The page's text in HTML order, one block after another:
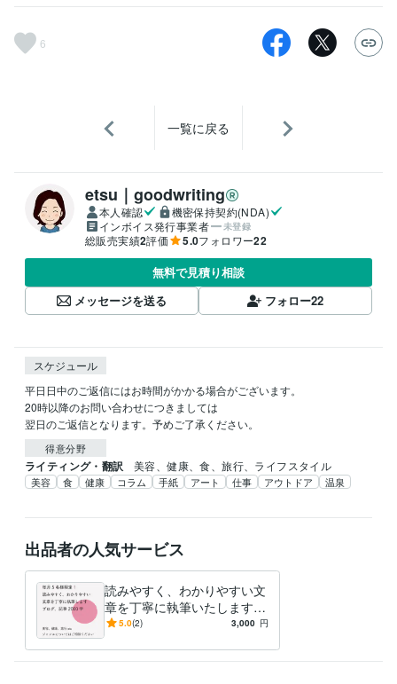
6
一覧に戻る
etsu｜goodwriting
本人確認
機密保持契約(NDA)
インボイス発行事業者
未登録
総販売実績2評価 5.0フォロワー22
無料で見積り相談
メッセージを送る
フォロー22
スケジュール
平日日中のご返信にはお時間がかかる場合がございます。
20時以降のお問い合わせにつきましては
翌日のご返信となります。予めご了承ください。
得意分野
ライティング・翻訳 美容、健康、食、旅行、ライフスタイル
美容 食 健康 コラム 手紙 アート 仕事 アウトドア 温泉
出品者の人気サービス
読みやすく、わかりやすい文
章を丁寧に執筆いたします
毎月5名様限定!オリジナルの
5.0(2) 3,000 円